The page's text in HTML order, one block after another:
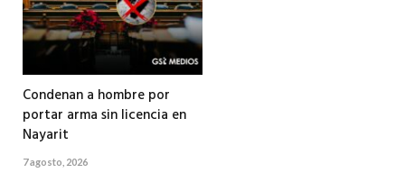
Condenan a hombre por
portar arma sin licencia en
Nayarit
7 agosto, 2026